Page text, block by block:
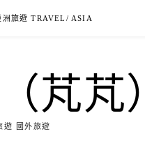
洲旅遊 TRAVEL/ ASIA
芃芃）
遊 國外旅遊